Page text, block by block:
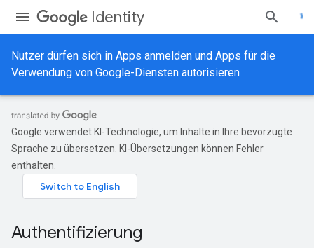
Identity
Nutzer dürfen sich in Apps anmelden und Apps für die
Verwendung von Google-Diensten autorisieren
Google verwendet KI-Technologie, um Inhalte in Ihre bevorzugte
Sprache zu übersetzen. KI-Übersetzungen können Fehler
enthalten.
Authentifizierung